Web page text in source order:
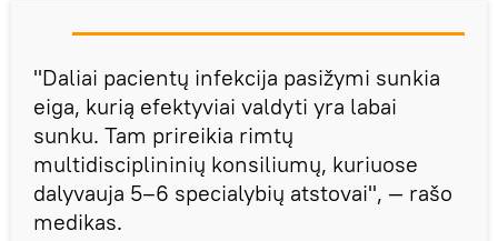
"Daliai pacientų infekcija pasižymi sunkia
eiga, kurią efektyviai valdyti yra labai
sunku. Tam prireikia rimtų
multidisciplininių konsiliumų, kuriuose
dalyvauja 5–6 specialybių atstovai", — rašo
medikas.